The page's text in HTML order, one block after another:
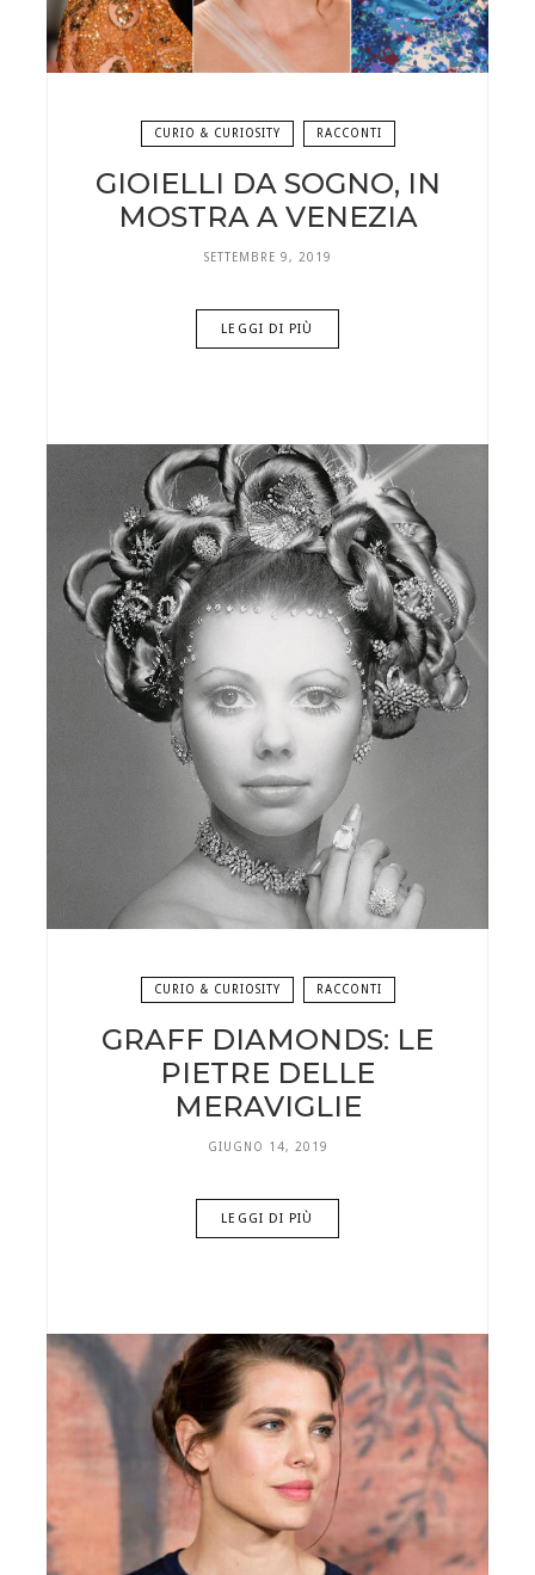
CURIO & CURIOSITY RACCONTI
GIOIELLI DA SOGNO, IN
MOSTRA A VENEZIA
SETTEMBRE 9, 2019
LEGGI DI PIÙ
CURIO & CURIOSITY RACCONTI
GRAFF DIAMONDS: LE
PIETRE DELLE
MERAVIGLIE
GIUGNO 14, 2019
LEGGI DI PIÙ